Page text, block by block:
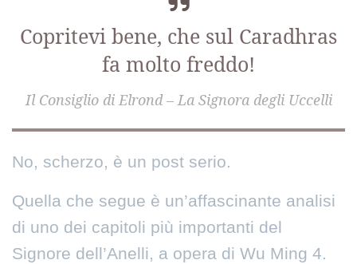
Copritevi bene, che sul Caradhras
fa molto freddo!
Il Consiglio di Elrond – La Signora degli Uccelli
No, scherzo, è un post serio.
Quella che segue è un’affascinante analisi
di uno dei capitoli più importanti del
Signore dell’Anelli, a opera di Wu Ming 4.